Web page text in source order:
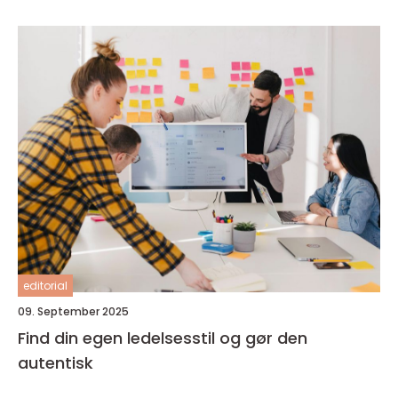
editorial
09. September 2025
Find din egen ledelsesstil og gør den
autentisk